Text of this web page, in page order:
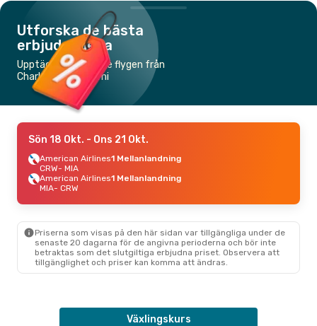
Utforska de bästa
erbjudandena
Upptäck de billigaste flygen från
Charleston till Miami
Sön 18 Okt. - Ons 21 Okt.
American Airlines1 Mellanlandning
CRW- MIA
American Airlines1 Mellanlandning
MIA- CRW
Priserna som visas på den här sidan var tillgängliga under de
senaste 20 dagarna för de angivna perioderna och bör inte
betraktas som det slutgiltiga erbjudna priset. Observera att
tillgänglighet och priser kan komma att ändras.
Växlingskurs